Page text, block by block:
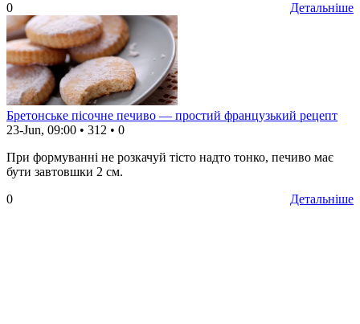
Детальніше
0
Бретонське пісочне печиво — простий французький рецепт
23-Jun, 09:00 • 312 • 0
При формуванні не розкачуй тісто надто тонко, печиво має
бути завтовшки 2 см.
Детальніше
0